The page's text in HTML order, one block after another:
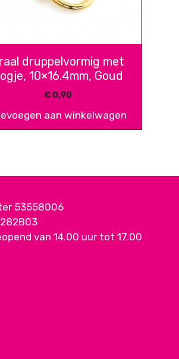
druppelvormig met
10×16.4mm, Goud
€ 0,90
aan winkelwagen
53558006
van 14.00 uur tot 17.00